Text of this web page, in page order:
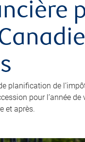
planification de
pour l’année de
et après.